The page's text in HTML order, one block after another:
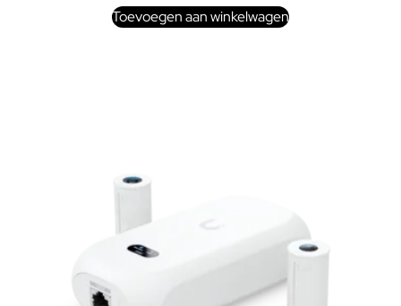
Toevoegen aan winkelwagen